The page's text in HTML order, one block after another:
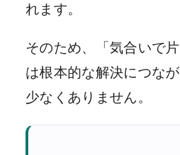
れます。
そのため、「気合いで
は根本的な解決につな
少なくありません。